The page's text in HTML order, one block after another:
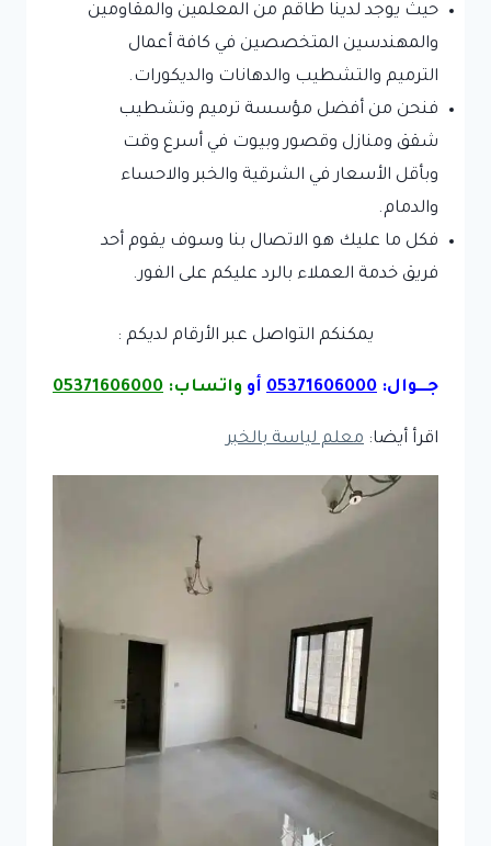
حيث يوجد لدينا طاقم من المعلمين والمقاومين
والمهندسين المتخصصين في كافة أعمال
الترميم والتشطيب والدهانات والديكورات.
فنحن من أفضل مؤسسة ترميم وتشطيب
شقق ومنازل وقصور وبيوت في أسرع وقت
وبأقل الأسعار في الشرقية والخبر والاحساء
والدمام.
فكل ما عليك هو الاتصال بنا وسوف يقوم أحد
فريق خدمة العملاء بالرد عليكم على الفور.
يمكنكم التواصل عبر الأرقام لديكم :
جـــوال: 05371606000 أو واتساب: 05371606000
اقرأ أيضا: معلم لياسة بالخبر